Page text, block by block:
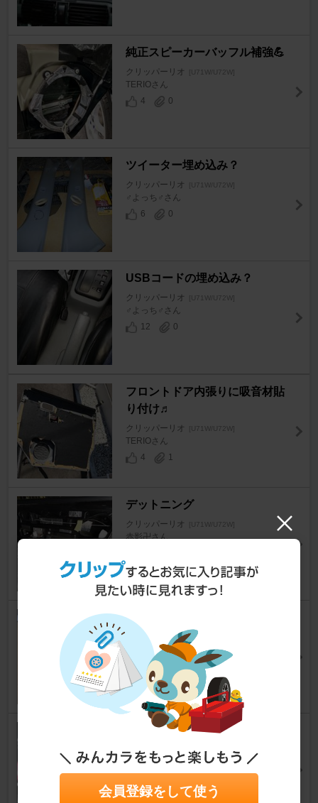
純正スピーカーバッフル補強💪
クリッパーリオ [U71W/U72W]
TERIOさん
4
0
ツイーター埋め込み？
クリッパーリオ [U71W/U72W]
♂よっち♂さん
6
0
USBコードの埋め込み？
クリッパーリオ [U71W/U72W]
♂よっち♂さん
12
0
フロントドア内張りに吸音材貼
り付け♬
クリッパーリオ [U71W/U72W]
TERIOさん
4
1
デットニング
クリッパーリオ [U71W/U72W]
赤影卍さん
carrozzeria TVM-W910
クリッパーリオ [U71W/U72W]
yan@のんちさん
ウーハー取り付け^^;
クリッパーリオ [U71W/U72W]
♂よっち♂さん
会員登録をして使う